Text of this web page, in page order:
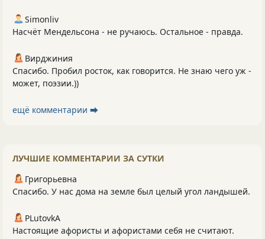
Simonliv
Насчёт Мендельсона - не ручаюсь. Остальное - правда.
Вирджиния
Спасибо. Пробил росток, как говорится. Не знаю чего уж -
может, поэзии.))
ещё комментарии ⮕
ЛУЧШИЕ КОММЕНТАРИИ ЗА СУТКИ
Григорьевна
Спасибо. У нас дома на земле был целый угол ландышей.
PLutоvkА
Настоящие афористы и афористами себя не считают.